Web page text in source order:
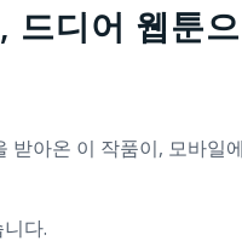
드디어 웹툰
아온 이 작품이, 모바일
다.